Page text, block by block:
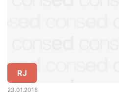
RJ
23.01.2018